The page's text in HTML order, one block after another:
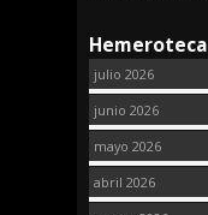
Hemeroteca
julio 2026
junio 2026
mayo 2026
abril 2026